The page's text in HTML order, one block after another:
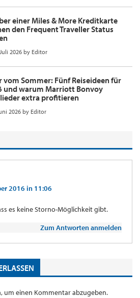
einer Miles & More Kreditkarte
den Frequent Traveller Status
2026 by Editor
vom Sommer: Fünf Reiseideen für
und warum Marriott Bonvoy
extra profitieren
2026by Editor
2016 in 11:06
es keine Storno-Möglichkeit gibt.
Zum Antworten anmelden
um einen Kommentar abzugeben.